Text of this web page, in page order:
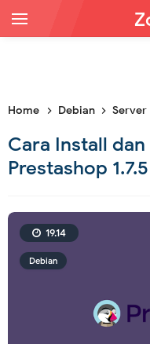
Home Debian Server
Cara Install
Prestashop
Debian
19.14